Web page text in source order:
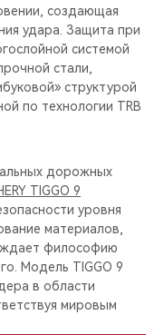
создающая
удара. Защита при
системой
стали,
структурой
по технологии TRB
дорожных
TIGGO 9
уровня
материалов,
философию
Модель TIGGO 9
в области
мировым